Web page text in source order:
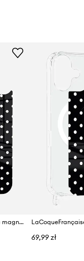
LaCoqueFrançaise nakładka magnetyczna na etui Iphone 17 pm
69,99 zł